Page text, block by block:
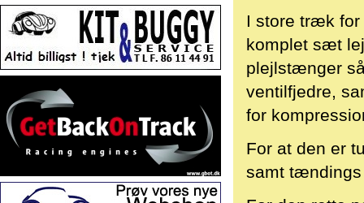
I store træk
komplet sæt
plejlstænger
ventilfjedre,
for
For at den er
samt